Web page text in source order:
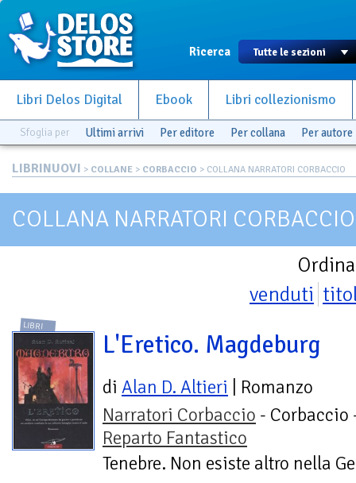
Ricerca
Libri Delos Digital Ebook Libri collezionismo
Sfoglia per Ultimi arrivi Per editore Per collana Per autore
LIBRINUOVI > COLLANE > CORBACCIO > COLLANA NARRATORI CORBACCIO
COLLANA NARRATORI CORBACCIO
venduti
LIBRI
L'Eretico. Magdeburg
di Alan D. Altieri | Romanzo
Narratori Corbaccio - Corbaccio
Reparto Fantastico
Tenebre. Non esiste altro nella